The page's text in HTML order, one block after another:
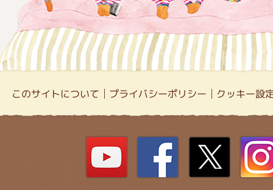
このサイトについて プライバシーポリシー クッキー設